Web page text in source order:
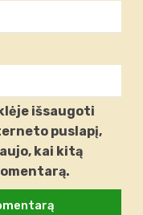
išsaugoti
puslapį,
kai kitą